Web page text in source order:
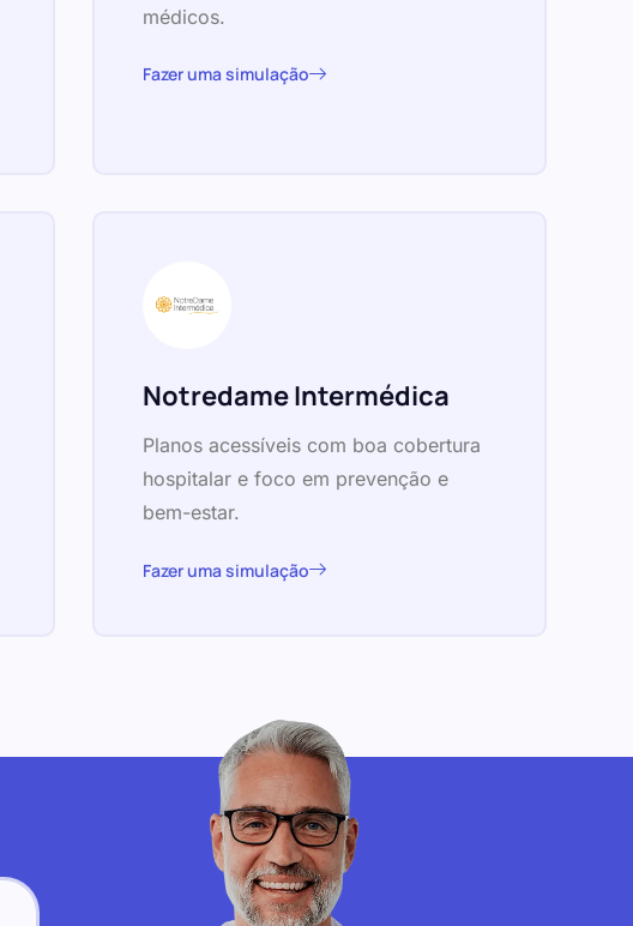
médicos.
Fazer uma simulação
Notredame Intermédica
Planos acessíveis com boa cobertura
hospitalar e foco em prevenção e
bem-estar.
Fazer uma simulação